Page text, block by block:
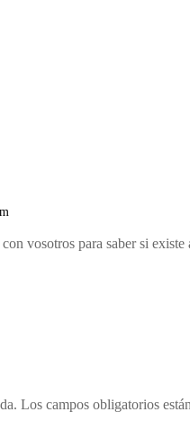
vosotros para saber si
Los campos obligatorios